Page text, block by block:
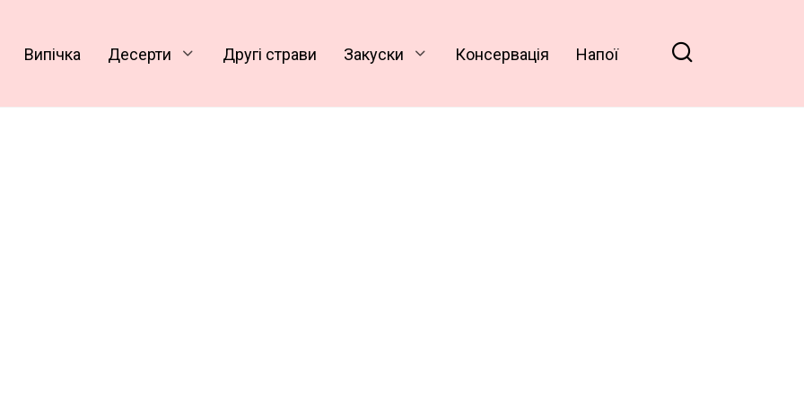
Випічка Десерти Другі страви Закуски Консервація Напої